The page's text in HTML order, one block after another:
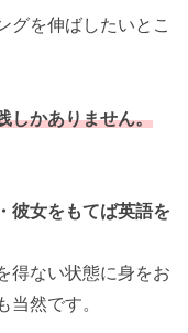
グを伸ばしたいとこ
しかありません。
彼女をもてば英語を
得ない状態に身をお
当然です。